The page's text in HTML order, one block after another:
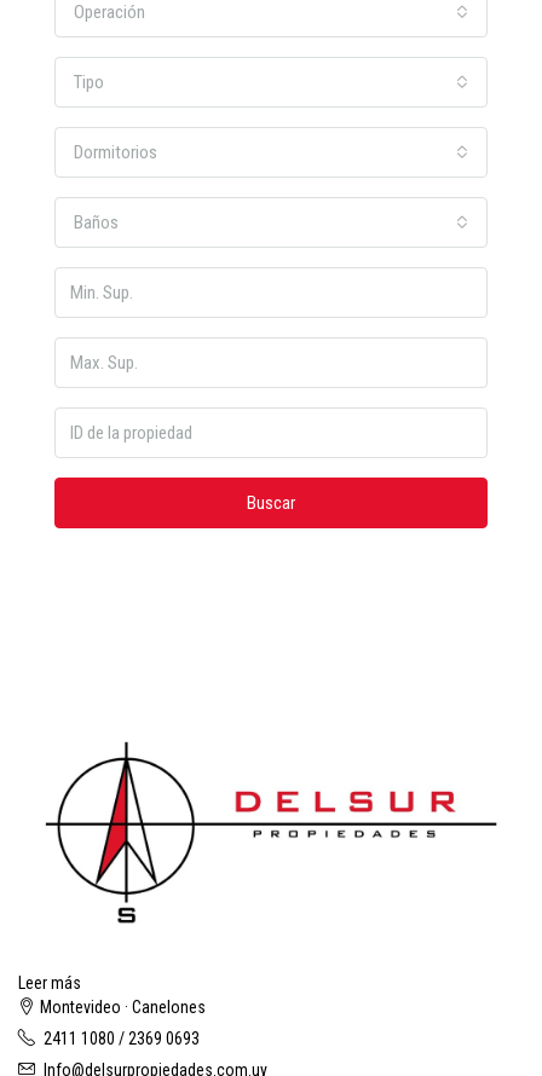
Operación
Tipo
Dormitorios
Baños
Buscar
Leer más
Montevideo · Canelones
2411 1080 / 2369 0693
Info@delsurpropiedades.com.uy